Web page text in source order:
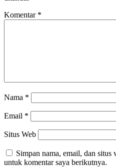
Komentar *
Nama *
Email *
Situs Web
Simpan nama, email, dan situs
untuk komentar saya berikutnya.